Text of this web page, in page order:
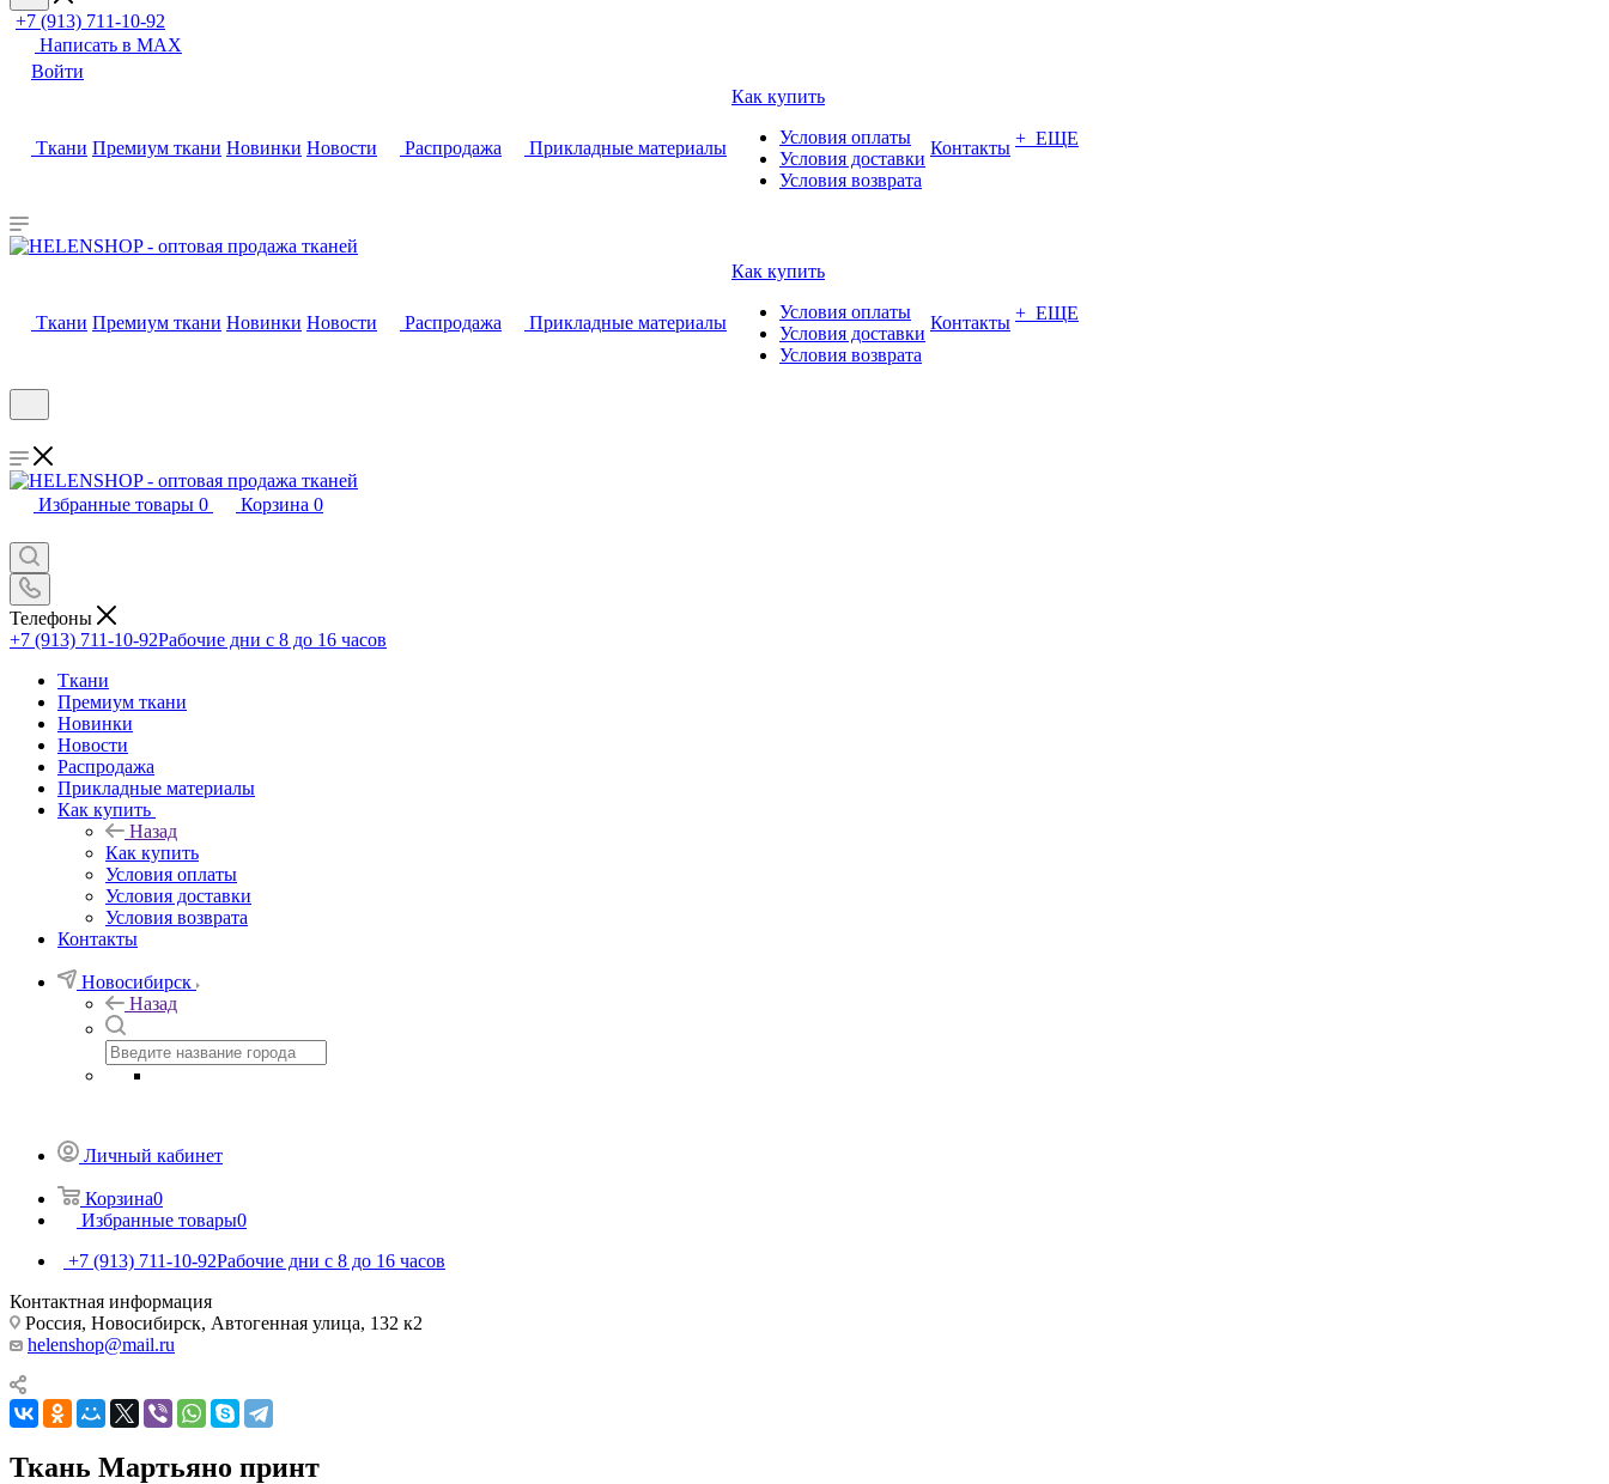
+7 (913) 711-10-92
Написать в MAX
Войти
Ткани Премиум ткани Новинки Новости Распродажа Прикладные материалы
Как купить
Условия оплаты
Условия доставки
Условия возврата
Контакты + ЕЩЕ
Ткани Премиум ткани Новинки Новости Распродажа Прикладные материалы
Как купить
Условия оплаты
Условия доставки
Условия возврата
Контакты + ЕЩЕ
Избранные товары 0 Корзина 0
Телефоны
+7 (913) 711-10-92Рабочие дни с 8 до 16 часов
Ткани
Премиум ткани
Новинки
Новости
Распродажа
Прикладные материалы
Как купить
Назад
Как купить
Условия оплаты
Условия доставки
Условия возврата
Контакты
Новосибирск
Назад
Личный кабинет
Корзина0
Избранные товары0
+7 (913) 711-10-92Рабочие дни с 8 до 16 часов
Контактная информация
Россия, Новосибирск, Автогенная улица, 132 к2
helenshop@mail.ru
Ткань Мартьяно принт